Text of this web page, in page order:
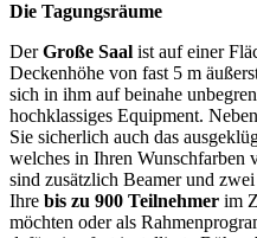
Die Tagungsräume
DerGroße Saal ist auf einer
Deckenhöhe von fast 5 m
sich in ihm auf beinahe
hochklassiges Equipment.
Sie sicherlich auch das
welches in Ihren Wunschfarben
sind zusätzlich Beamer und
Ihre bis zu 900 Teilnehmer im
möchten oder als